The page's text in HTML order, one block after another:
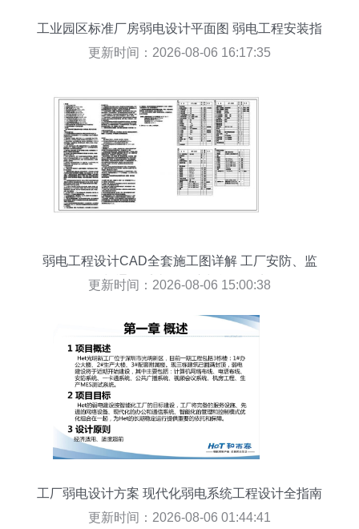
工业园区标准厂房弱电设计平面图 弱电工程安装指
南
更新时间：2026-08-06 16:17:35
弱电工程设计CAD全套施工图详解 工厂安防、监
控与通信系统的标注与施工要点
更新时间：2026-08-06 15:00:38
工厂弱电设计方案 现代化弱电系统工程设计全指南
更新时间：2026-08-06 01:44:41